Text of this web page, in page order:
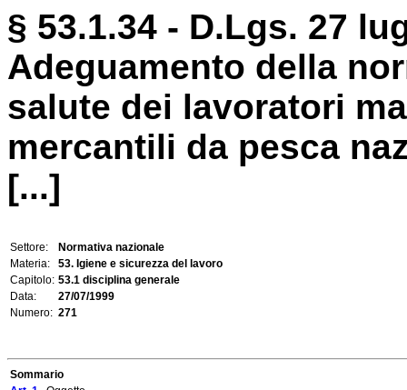
§ 53.1.34 - D.Lgs. 27
Adeguamento della
salute dei lavoratori
mercantili da pesca
[...]
Settore:
Normativa nazionale
Materia:
53. Igiene e sicurezza del lavoro
Capitolo: 53.1 disciplina generale
Data:
27/07/1999
Numero: 271
Sommario